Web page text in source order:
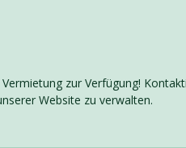
zur Verfügung!
Website zu verwalten.